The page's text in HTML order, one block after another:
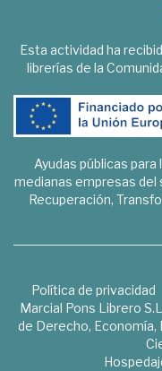
Esta actividad ha
librerías de la
Ayudas públicas
medianas empresas del
Recuperación,
Política de privacidad
Marcial Pons Librero
de Derecho, Economía,